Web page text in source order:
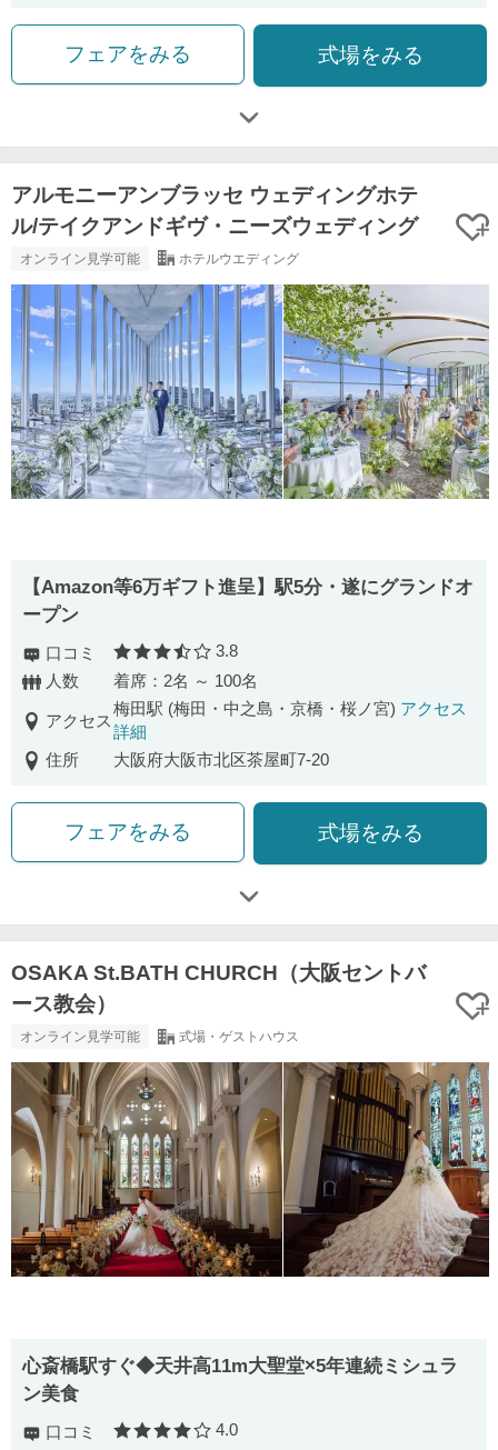
フェアをみる 式場をみる
アルモニーアンブラッセ ウェディングホテ
ル/テイクアンドギヴ・ニーズウェディング
オンライン見学可能 ホテルウエディング
【Amazon等6万ギフト進呈】駅5分・遂にグランドオ
ープン
口コミ 口コミ評価
3.8
人数
着席：2名 ～ 100名
アクセス
梅田駅 (梅田・中之島・京橋・桜ノ宮) アクセス
詳細
住所
大阪府大阪市北区茶屋町7-20
フェアをみる 式場をみる
OSAKA St.BATH CHURCH（大阪セントバ
ース教会）
オンライン見学可能 式場・ゲストハウス
心斎橋駅すぐ◆天井高11m大聖堂×5年連続ミシュラ
ン美食
口コミ 口コミ評価
4.0